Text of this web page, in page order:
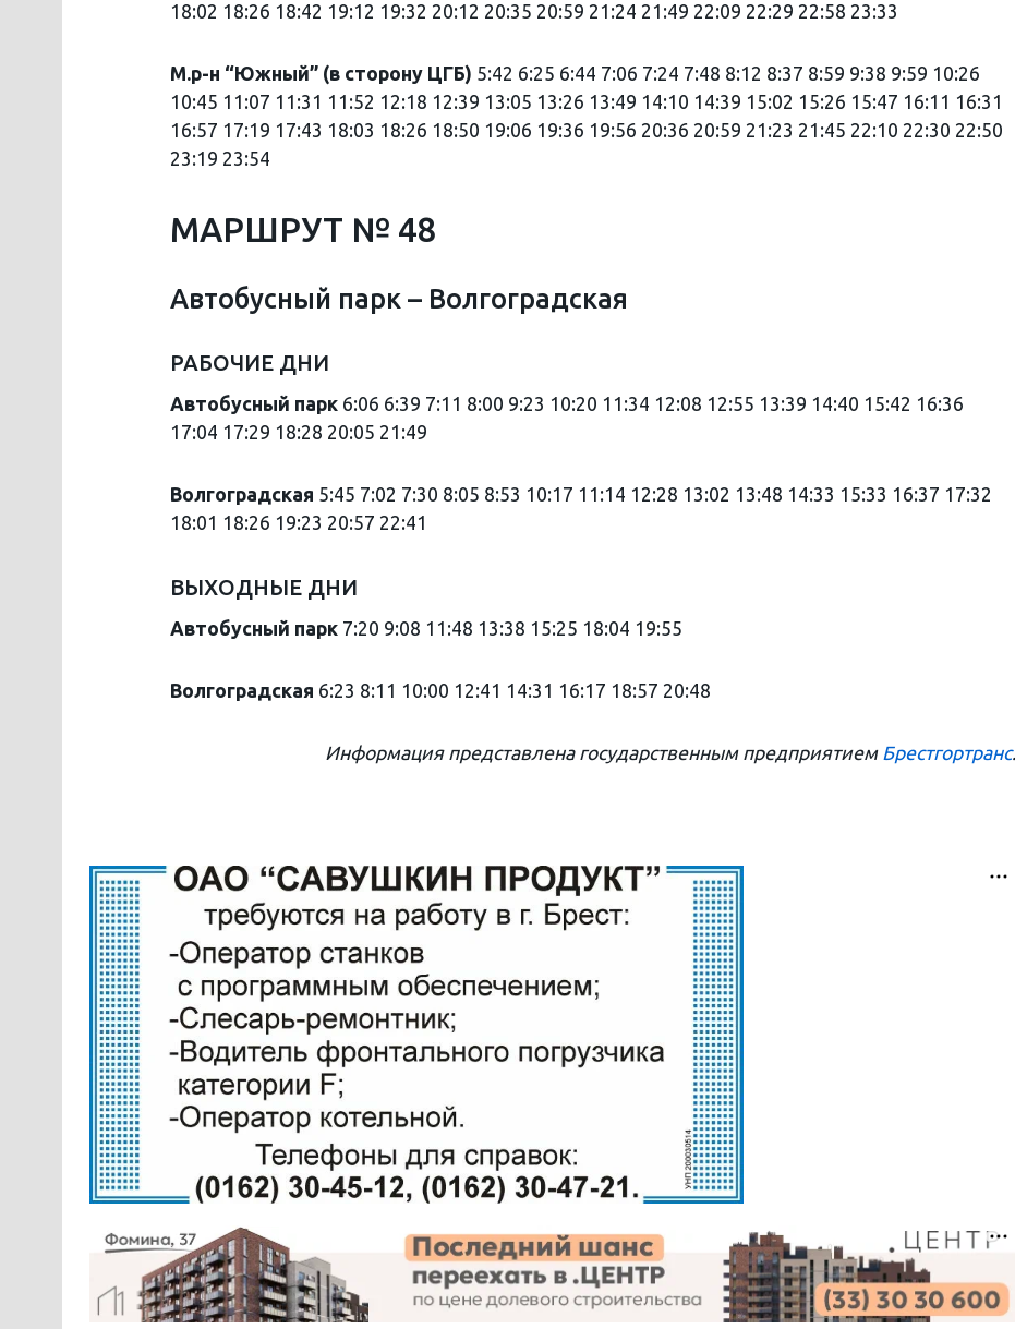
18:02 18:26 18:42 19:12 19:32 20:12 20:35 20:59 21:24 21:49 22:09 22:29 22:58 23:33
М.р-н “Южный” (в сторону ЦГБ) 5:42 6:25 6:44 7:06 7:24 7:48 8:12 8:37 8:59 9:38 9:59 10:26
10:45 11:07 11:31 11:52 12:18 12:39 13:05 13:26 13:49 14:10 14:39 15:02 15:26 15:47 16:11 16:31
16:57 17:19 17:43 18:03 18:26 18:50 19:06 19:36 19:56 20:36 20:59 21:23 21:45 22:10 22:30 22:50
23:19 23:54
МАРШРУТ № 48
Автобусный парк – Волгоградская
РАБОЧИЕ ДНИ
Автобусный парк 6:06 6:39 7:11 8:00 9:23 10:20 11:34 12:08 12:55 13:39 14:40 15:42 16:36
17:04 17:29 18:28 20:05 21:49
Волгоградская 5:45 7:02 7:30 8:05 8:53 10:17 11:14 12:28 13:02 13:48 14:33 15:33 16:37 17:32
18:01 18:26 19:23 20:57 22:41
ВЫХОДНЫЕ ДНИ
Автобусный парк 7:20 9:08 11:48 13:38 15:25 18:04 19:55
Волгоградская 6:23 8:11 10:00 12:41 14:31 16:17 18:57 20:48
Информация представлена государственным предприятием Брестгортранс.